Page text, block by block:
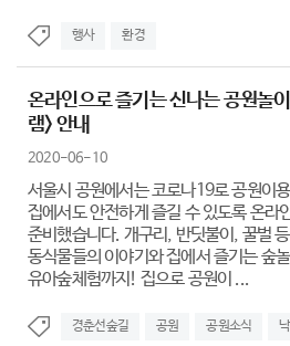
행사 환경
온라인으로 즐기는 신나는 공원놀
램> 안내
2020-06-10
서울시 공원에서는 코로나19로 공원이
집에서도 안전하게 즐길 수 있도록 온라
준비했습니다. 개구리, 반딧불이, 꿀벌
동식물들의 이야기와 집에서 즐기는 숲
유아숲체험까지! 집으로 공원이 ...
경춘선숲길 공원 공원소식